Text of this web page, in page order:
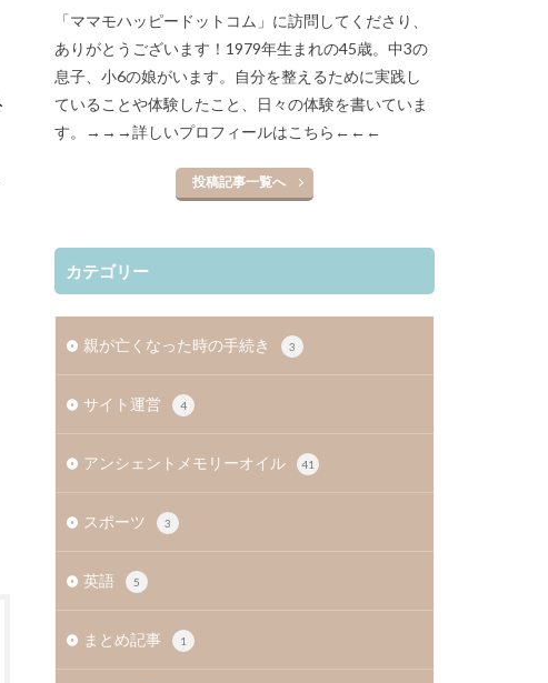
「ママモハッピードットコム」に訪問してくださり、
ありがとうございます！1979年生まれの45歳。中3の
息子、小6の娘がいます。自分を整えるために実践し
ていることや体験したこと、日々の体験を書いていま
す。
→→→詳しいプロフィールはこちら←←←
投稿記事一覧へ
カテゴリー
親が亡くなった時の手続き 3
サイト運営 4
アンシェントメモリーオイル 41
スポーツ 3
英語 5
まとめ記事 1